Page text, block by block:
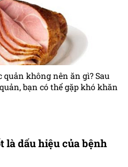
không nên ăn gì? Sau
bạn có thể gặp khó khăn
dấu hiệu của bệnh